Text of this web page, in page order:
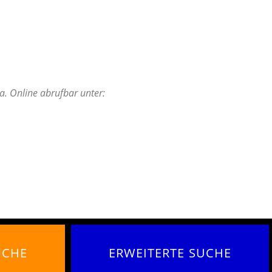
Online abrufbar unter:
ERWEITERTE SUCHE